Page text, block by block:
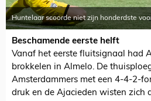
Huntelaar scoorde niet zijn honderdste
Beschamende eerste helft
Vanaf het eerste fluitsignaal had
brokkelen in Almelo. De
Amsterdammers met een 4-4-2-
druk en de Ajacieden wisten zich